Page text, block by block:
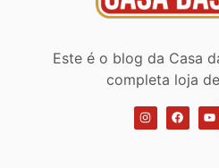
Este é o blog da Casa
completa loja